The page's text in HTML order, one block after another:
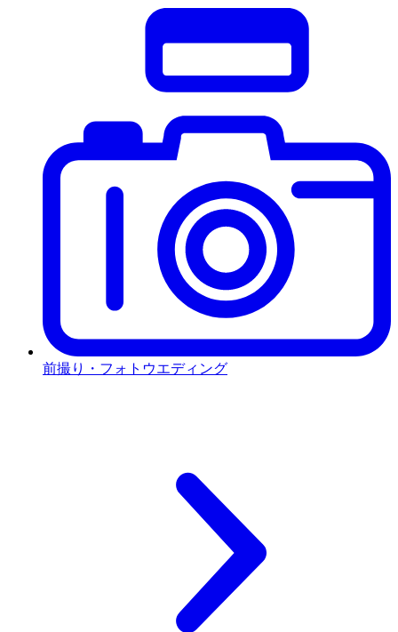
前撮り・フォトウエディング